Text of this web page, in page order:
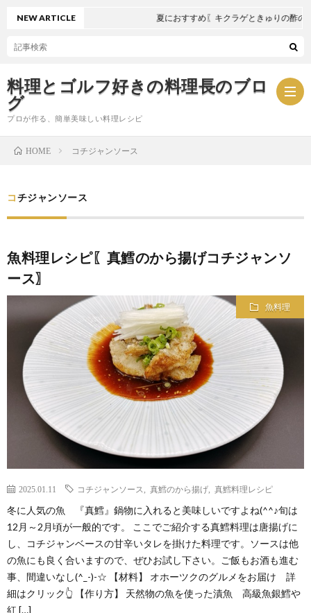
料理とゴルフ好きの料理長のブロ
グ
プロが作る、簡単美味しい料理レシピ
わ
バ
リ
ー
NEW ARTICLE 夏におすすめ〖キクラゲときゅりの酢の物
HOME コチジャンソース
コチジャンソース
魚料理レシピ〖真鱈のから揚げコチジャンソ
ース〗
魚料理
2025.01.11 コチジャンソース 真鱈のから揚げ 真鱈料理レシピ
冬に人気の魚 『真鱈』鍋物に入れると美味しいですよね(^^♪旬は
12月～2月頃が一般的です。 ここでご紹介する真鱈料理は唐揚げに
し、コチジャンベースの甘辛いタレを掛けた料理です。ソースは他
の魚にも良く合いますので、ぜひお試し下さい。ご飯もお酒も進む
事、間違いなし(^_-)-☆ 【材料】 オホーツクのグルメをお届け 詳
細はクリック👆 【作り方】 天然物の魚を使った漬魚 高級魚銀鱈や
紅 […]